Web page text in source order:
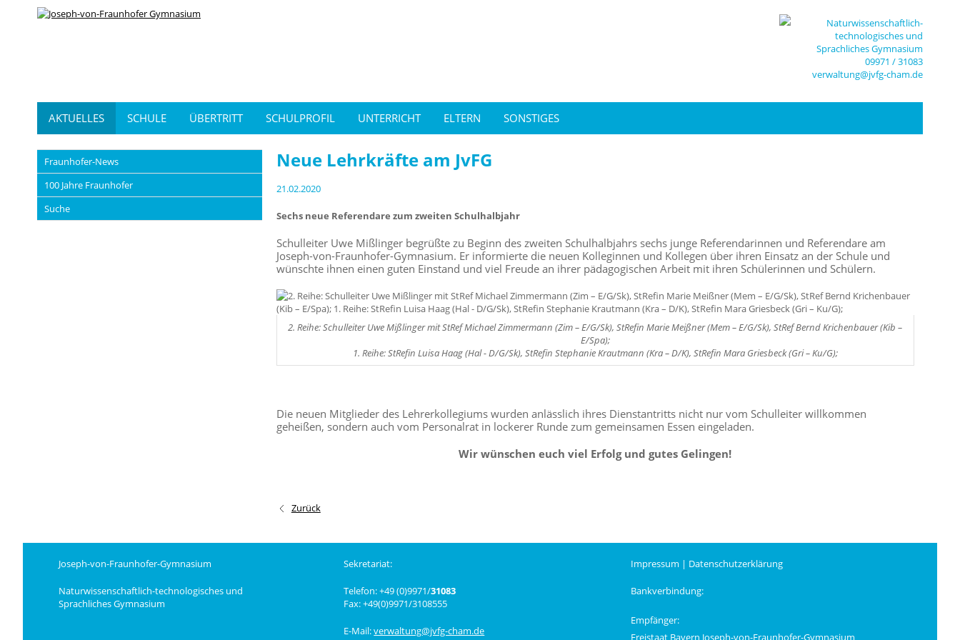
Naturwissenschaftlich-
technologisches und
Sprachliches Gymnasium
09971 / 31083
verwaltung@jvfg-cham.de
AKTUELLES SCHULE ÜBERTRITT SCHULPROFIL UNTERRICHT ELTERN SONSTIGES
Fraunhofer-News
100 Jahre Fraunhofer
Suche
Neue Lehrkräfte am JvFG
21.02.2020
Sechs neue Referendare zum zweiten Schulhalbjahr
Schulleiter Uwe Mißlinger begrüßte zu Beginn des zweiten Schulhalbjahrs sechs junge Referendarinnen und Referendare am
Joseph-von-Fraunhofer-Gymnasium. Er informierte die neuen Kolleginnen und Kollegen über ihren Einsatz an der Schule und
wünschte ihnen einen guten Einstand und viel Freude an ihrer pädagogischen Arbeit mit ihren Schülerinnen und Schülern.
2. Reihe: Schulleiter Uwe Mißlinger mit StRef Michael Zimmermann (Zim – E/G/Sk), StRefin Marie Meißner (Mem – E/G/Sk), StRef Bernd Krichenbauer (Kib –
E/Spa);
1. Reihe: StRefin Luisa Haag (Hal - D/G/Sk), StRefin Stephanie Krautmann (Kra – D/K), StRefin Mara Griesbeck (Gri – Ku/G);
Die neuen Mitglieder des Lehrerkollegiums wurden anlässlich ihres Dienstantritts nicht nur vom Schulleiter willkommen
geheißen, sondern auch vom Personalrat in lockerer Runde zum gemeinsamen Essen eingeladen.
Wir wünschen euch viel Erfolg und gutes Gelingen!
Zurück
Joseph-von-Fraunhofer-Gymnasium
Naturwissenschaftlich-technologisches und
Sprachliches Gymnasium
Sekretariat:
Telefon: +49 (0)9971/31083
Fax: +49(0)9971/3108555
E-Mail:verwaltung@jvfg-cham.de
Impressum | Datenschutzerklärung
Bankverbindung:
Empfänger:
Freistaat Bayern Joseph-von-Fraunhofer-Gymnasium